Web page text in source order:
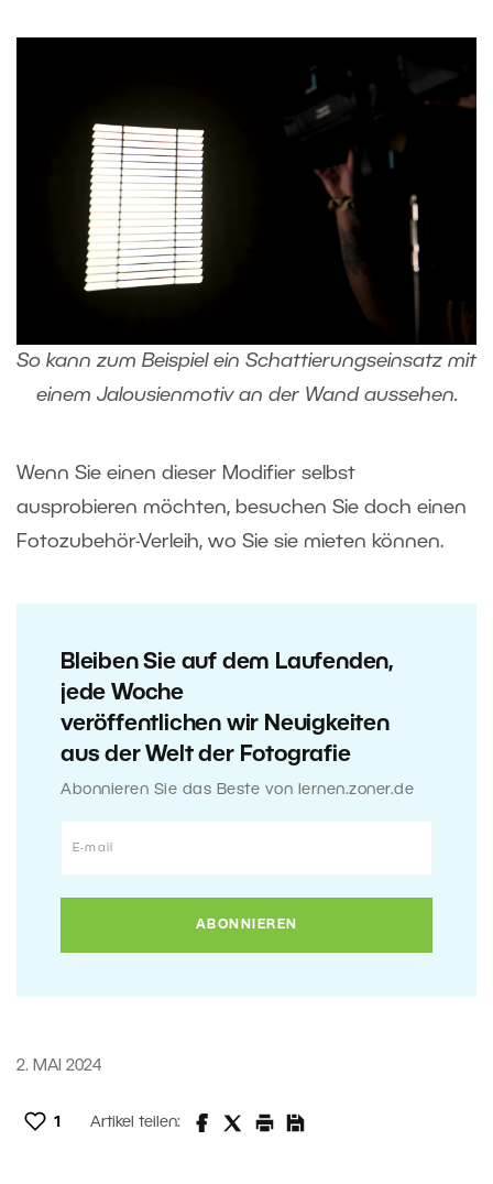
So kann zum Beispiel ein Schattierungseinsatz mit
einem Jalousienmotiv an der Wand aussehen.
Wenn Sie einen dieser Modifier selbst
ausprobieren möchten, besuchen Sie doch einen
Fotozubehör-Verleih, wo Sie sie mieten können.
Bleiben Sie auf dem Laufenden,
jede Woche
veröffentlichen wir Neuigkeiten
aus der Welt der Fotografie
Abonnieren Sie das Beste von lernen.zoner.de
2. MAI 2024
1 Artikel teilen: